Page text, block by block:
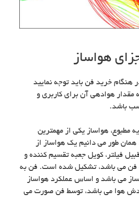
هواساز
هنگام خرید فن باید توجه نمایید
مقدار هوادهی آن برای کاربری و
باشد.
مطبوع، هواساز یکی از مهمترین
طور می دانیم یک هواساز از
فیلتر، کویل جعبه تقسیم کننده و
می باشد، تشکیل شده است. فن به
می باشد و اساس عملکرد هواساز
هوا می باشد، توسط فن صورت می